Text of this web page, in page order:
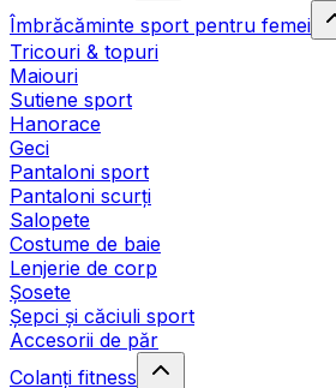
Îmbrăcăminte sport pentru femei
Tricouri & topuri
Maiouri
Sutiene sport
Hanorace
Geci
Pantaloni sport
Pantaloni scurți
Salopete
Costume de baie
Lenjerie de corp
Șosete
Șepci și căciuli sport
Accesorii de păr
Colanți fitness